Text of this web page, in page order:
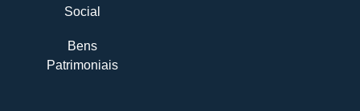
Social
Bens
Patrimoniais